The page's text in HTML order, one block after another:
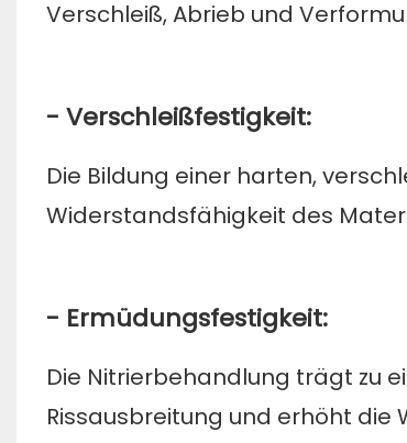
Verschleiß, Abrieb und
- Verschleißfestigkeit:
Die Bildung einer harten,
Widerstandsfähigkeit des
- Ermüdungsfestigkeit:
Die Nitrierbehandlung trägt zu
Rissausbreitung und erhöht